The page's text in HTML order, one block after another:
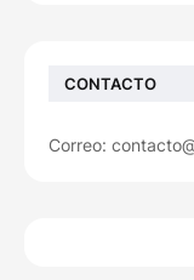
CONTACTO
Correo: